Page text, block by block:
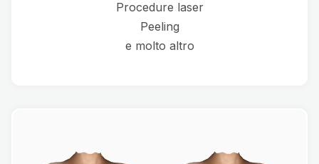
Procedure laser
Peeling
e molto altro